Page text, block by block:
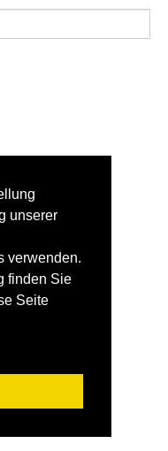
unserer
verwenden.
finden Sie
Seite